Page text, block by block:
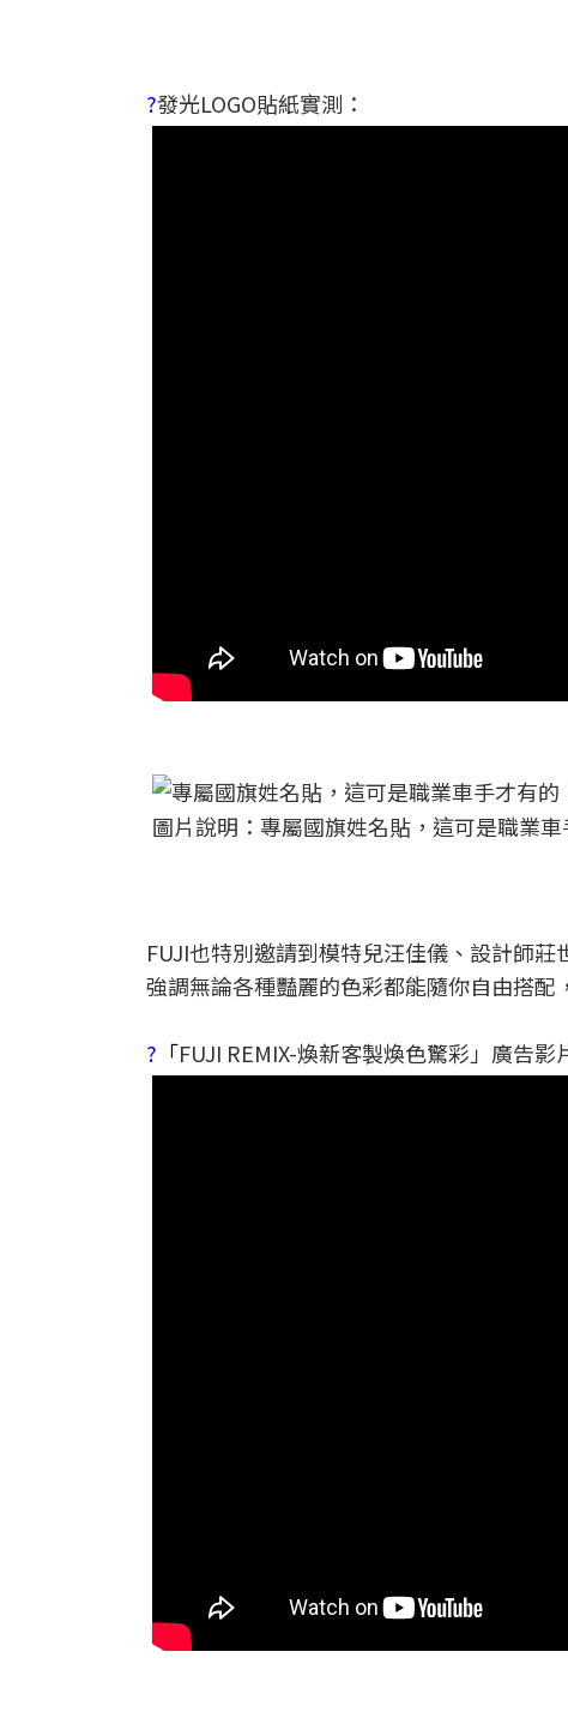
?發光LOGO貼紙實測：
圖片說明：專屬國旗姓名貼，這可是職業
FUJI也特別邀請到模特兒汪佳儀、設計師
強調無論各種豔麗的色彩都能隨你自由搭
? 「FUJI REMIX-煥新客製煥色驚彩」廣告影